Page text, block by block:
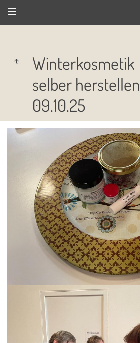
Winterkosmetik
selber herstellen
09.10.25